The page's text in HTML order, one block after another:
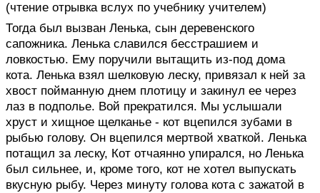
(чтение отрывка вслух по учебнику учителем)
Тогда был вызван Ленька, сын деревенского
сапожника. Ленька славился бесстрашием и
ловкостью. Ему поручили вытащить из-под дома
кота. Ленька взял шелковую леску, привязал к ней за
хвост пойманную днем плотицу и закинул ее через
лаз в подполье. Вой прекратился. Мы услышали
хруст и хищное щелканье - кот вцепился зубами в
рыбью голову. Он вцепился мертвой хваткой. Ленька
потащил за леску, Кот отчаянно упирался, но Ленька
был сильнее, и, кроме того, кот не хотел выпускать
вкусную рыбу. Через минуту голова кота с зажатой в